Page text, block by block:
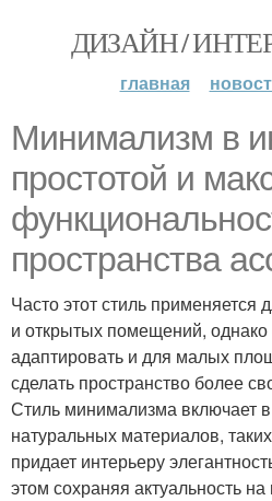
ДИЗАЙН /
главная
Минимализм в
простотой и
пространства
Часто этот стиль применяется
и открытых помещений,
адаптировать и для малых
сделать пространство более
Стиль минимализма включает
натуральных материалов,
придает интерьеру
этом сохраняя актуальность